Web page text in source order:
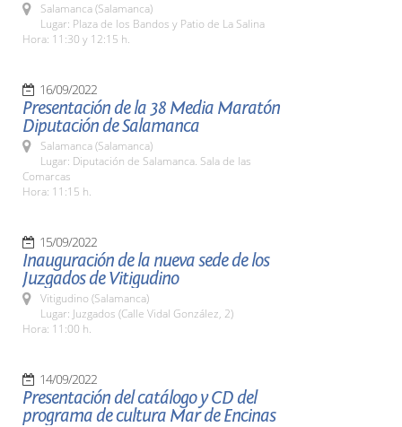
Salamanca (Salamanca)
Lugar: Plaza de los Bandos y Patio de La Salina
Hora: 11:30 y 12:15 h.
16/09/2022
Presentación de la 38 Media Maratón
Diputación de Salamanca
Salamanca (Salamanca)
Lugar: Diputación de Salamanca. Sala de las
Comarcas
Hora: 11:15 h.
15/09/2022
Inauguración de la nueva sede de los
Juzgados de Vitigudino
Vitigudino (Salamanca)
Lugar: Juzgados (Calle Vidal González, 2)
Hora: 11:00 h.
14/09/2022
Presentación del catálogo y CD del
programa de cultura Mar de Encinas